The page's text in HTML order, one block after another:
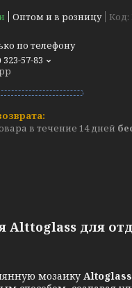
Оптом и в розницу Код:
по телефону
323-57-83
в течение 14 дней
Alttoglass для
мозаику Altoglass